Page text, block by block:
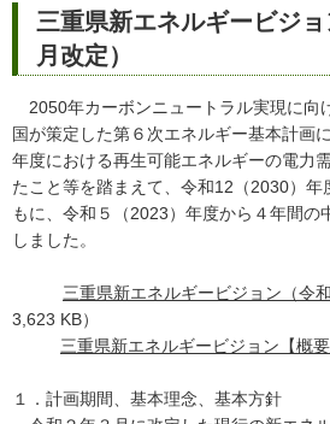
三重県新エネルギービジ
月改定）
2050年カーボンニュートラル実現に向
国が策定した第６次エネルギー基本計画
年度における再生可能エネルギーの電力
たこと等を踏まえて、令和12（2030）年
もに、令和５（2023）年度から４年間の
しました。
三重県新エネルギービジョン（令
3,623 KB）
三重県新エネルギービジョン【概要
１．計画期間、基本理念、基本方針